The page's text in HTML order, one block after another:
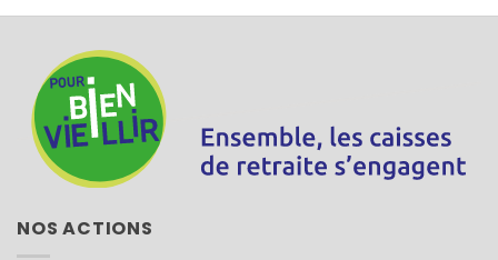
NOS ACTIONS